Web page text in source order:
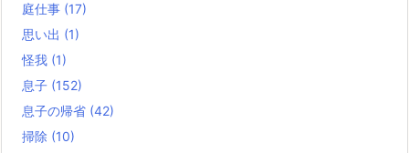
庭仕事 (17)
思い出 (1)
怪我 (1)
息子 (152)
息子の帰省 (42)
掃除 (10)